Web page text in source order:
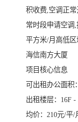
积收费,空调正常
常时段申请空调
平方米/月高低区
海信南方大厦
项目核心信息
可出租办公面积
出租楼层：16F -
均价：210元/平/